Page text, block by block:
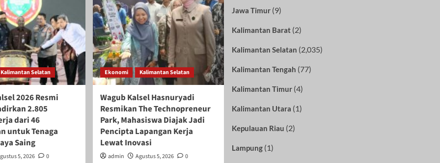
Kalimantan Selatan
2026 Resmi
2.805
dari 46
untuk Tenaga
Saing
5, 2026 0
Ekonomi Kalimantan Selatan
Wagub Kalsel Hasnuryadi
Resmikan The Technopreneur
Park, Mahasiswa Diajak Jadi
Pencipta Lapangan Kerja
Lewat Inovasi
admin Agustus 5, 2026 0
Jawa Timur(9)
Kalimantan Barat(2)
Kalimantan Selatan (2,035)
Kalimantan Tengah (77)
Kalimantan Timur(4)
Kalimantan Utara (1)
Kepulauan Riau (2)
Lampung(1)